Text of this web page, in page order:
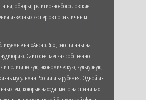
обзоры, религиозно-богословские
известных экспертов по различным
на «Ансар.Ru», рассчитаны на
Сайт освещает как собственно
и политическую, экономическую, культурную,
мусульман России и зарубежья. Одной из
тем, которые находят место на страницах